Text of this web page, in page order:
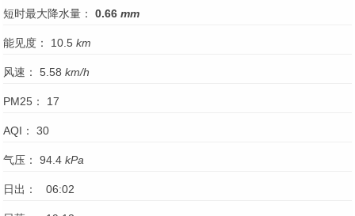
短时最大降水量： 0.66 mm
能见度： 10.5 km
风速： 5.58 km/h
PM25： 17
AQI： 30
气压： 94.4 kPa
日出： 06:02